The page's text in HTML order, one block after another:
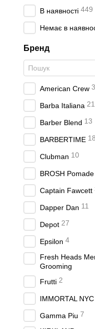
В наявності 449
Немає в
Бренд
American Crew
Barba Italiana 21
Barber Blend 13
BARBERTIME 18
Clubman 10
BROSH Pomade
Captain Fawcett
Dapper Dan 11
Depot 27
Epsilon 4
Fresh Heads
Grooming
Frutti 2
IMMORTAL NYC
Gamma Piu 7